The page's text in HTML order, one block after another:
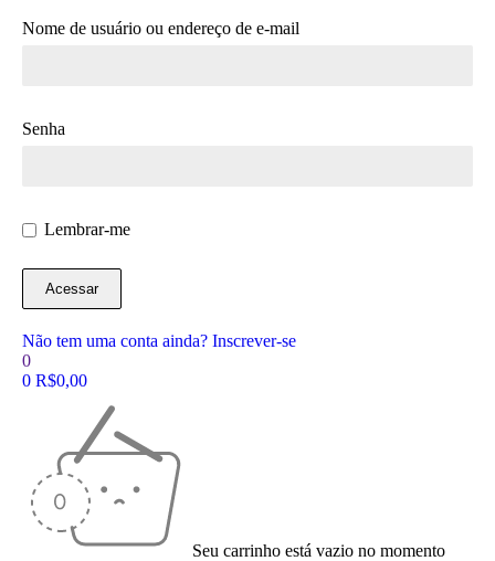
Nome de usuário ou endereço de e-mail
Senha
Lembrar-me
Não tem uma conta ainda? Inscrever-se
0
0 R$0,00
Seu carrinho está vazio no momento